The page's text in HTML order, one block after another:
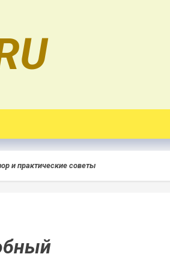
и практические советы